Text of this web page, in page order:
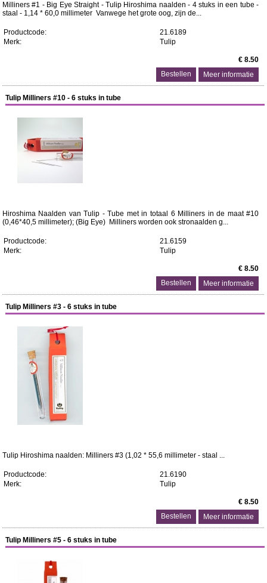
Milliners #1 - Big Eye Straight - Tulip Hiroshima naalden - 4 stuks in een tube -
staal - 1,14 * 60,0 millimeter Vanwege het grote oog, zijn de...
Productcode:
21.6189
Merk:
Tulip
€ 8.50
Meer informatie
Tulip Milliners #10 - 6 stuks in tube
Hiroshima Naalden van Tulip - Tube met in totaal 6 Milliners in de maat #10
(0,46*40,5 millimeter); (Big Eye) Milliners worden ook stronaalden g...
Productcode:
21.6159
Merk:
Tulip
€ 8.50
Meer informatie
Tulip Milliners #3 - 6 stuks in tube
Tulip Hiroshima naalden: Milliners #3 (1,02 * 55,6 millimeter - staal ...
Productcode:
21.6190
Merk:
Tulip
€ 8.50
Meer informatie
Tulip Milliners #5 - 6 stuks in tube